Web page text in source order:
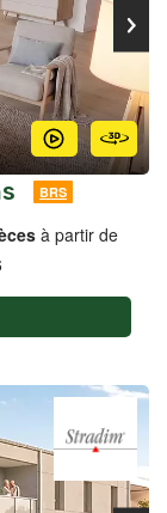
BRS
à partir de